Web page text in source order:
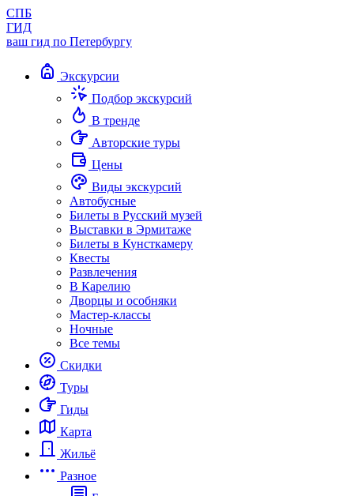
СПБ
ГИД
ваш гид по Петербургу
Экскурсии
Подбор экскурсий
В тренде
Авторские туры
Цены
Виды экскурсий
Автобусные
Билеты в Русский музей
Выставки в Эрмитаже
Билеты в Кунсткамеру
Квесты
Развлечения
В Карелию
Дворцы и особняки
Мастер-классы
Ночные
Все темы
Скидки
Туры
Гиды
Карта
Жильё
Разное